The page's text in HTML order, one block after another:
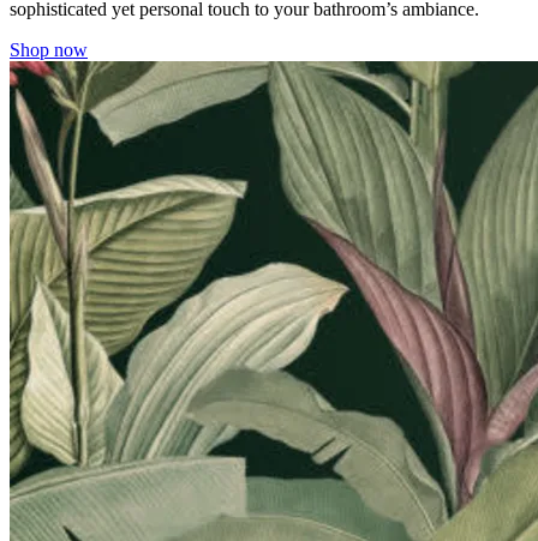
sophisticated yet personal touch to your bathroom’s ambiance.
Shop now